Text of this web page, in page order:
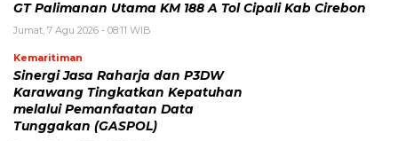
GT Palimanan Utama KM 188 A Tol Cipali Kab Cirebon
Jumat, 7 Agu 2026 - 08:11 WIB
Kemaritiman
Sinergi Jasa Raharja dan P3DW
Karawang Tingkatkan Kepatuhan
melalui Pemanfaatan Data
Tunggakan (GASPOL)